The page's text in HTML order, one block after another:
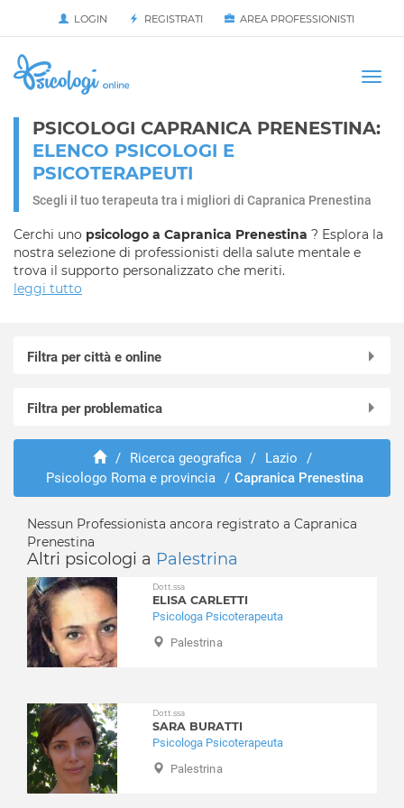
Avvia
LOGIN REGISTRATI AREA PROFESSIONISTI
PSICOLOGI CAPRANICA PRENESTINA:
ELENCO PSICOLOGI E
PSICOTERAPEUTI
Scegli il tuo terapeuta tra i migliori di Capranica Prenestina
Cerchi uno psicologo a Capranica Prenestina ? Esplora la
nostra selezione di professionisti della salute mentale e
trova il supporto personalizzato che meriti.
leggi tutto
Filtra per città e online
Affile
Albano Laziale
Allumiere
Anguillara Sabazia
Anticoli Corrado
Anzio
Arcinazzo Romano
Ardea
Ariccia
Arsoli
Artena
Bracciano
Camerata Nuova
Campagnano di Roma
Canale Monterano
Canterano
Filtra per problematica
Abusi e violenze
Adozione e affido
Alcolismo
Anoressia
Ansia
Attacchi di panico
Autismo
Balbuzie
Binge eating
Bulimia
Depressione
Dipendenza affettiva
Disabilità
/ Ricerca geografica / Lazio
/
Psicologo Roma e provincia / Capranica Prenestina
Nessun Professionista ancora registrato a Capranica
Prenestina
Altri psicologi a Palestrina
Dott.ssa
ELISA CARLETTI
Psicologa Psicoterapeuta
Palestrina
Dott.ssa
SARA BURATTI
Psicologa Psicoterapeuta
Palestrina